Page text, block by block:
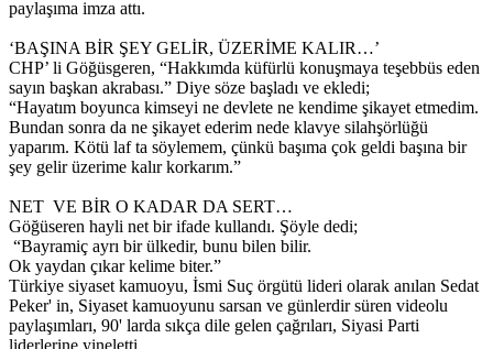
paylaşıma imza attı.
‘BAŞINA BİR ŞEY GELİR, ÜZERİME KALIR…’
CHP’ li Göğüsgeren, “Hakkımda küfürlü konuşmaya teşebbüs eden
sayın başkan akrabası.” Diye söze başladı ve ekledi;
“Hayatım boyunca kimseyi ne devlete ne kendime şikayet etmedim.
Bundan sonra da ne şikayet ederim nede klavye silahşörlüğü
yaparım. Kötü laf ta söylemem, çünkü başıma çok geldi başına bir
şey gelir üzerime kalır korkarım.”
NET VE BİR O KADAR DA SERT…
Göğüseren hayli net bir ifade kullandı. Şöyle dedi;
“Bayramiç ayrı bir ülkedir, bunu bilen bilir.
Ok yaydan çıkar kelime biter.”
Türkiye siyaset kamuoyu, İsmi Suç örgütü lideri olarak anılan Sedat
Peker' in, Siyaset kamuoyunu sarsan ve günlerdir süren videolu
paylaşımları, 90' larda sıkça dile gelen çağrıları, Siyasi Parti